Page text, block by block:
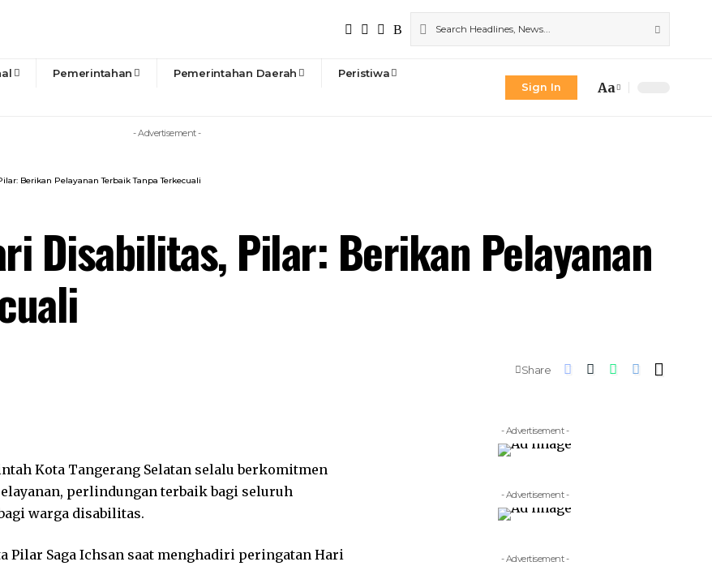
Pemerintahan Pemerintahan Daerah Peristiwa
Sign In Aa
- Advertisement -
Berikan Pelayanan Terbaik Tanpa Terkecuali
Disabilitas, Pilar: Berikan Pelayanan
Share
Kota Tangerang Selatan selalu berkomitmen
perlindungan terbaik bagi seluruh
warga disabilitas.
Pilar Saga Ichsan saat menghadiri peringatan Hari
- Advertisement -
- Advertisement -
- Advertisement -